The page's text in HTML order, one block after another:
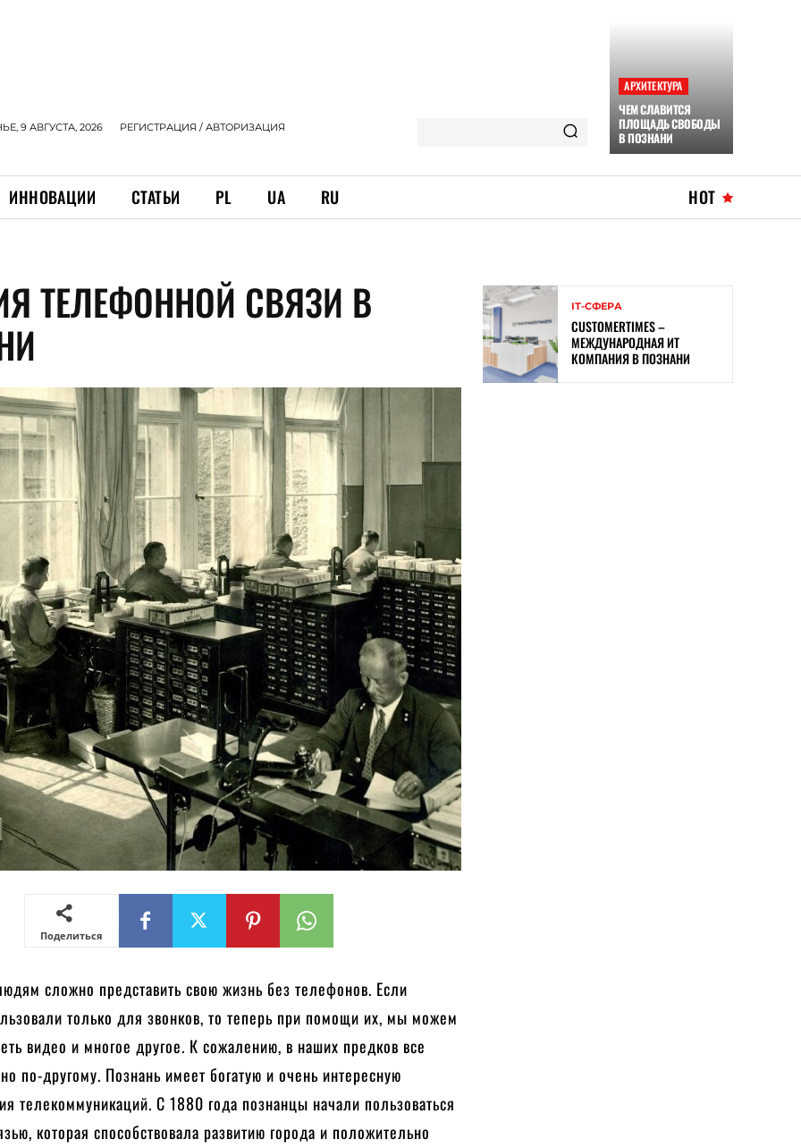
9 АВГУСТА, 2026 РЕГИСТРАЦИЯ / АВТОРИЗАЦИЯ
АРХИТЕКТУРА
ЧЕМ СЛАВИТСЯ
ПЛОЩАДЬ СВОБОДЫ
В ПОЗНАНИ
ИННОВАЦИИ СТАТЬИ PL UA RU HOT
ТЕЛЕФОННОЙ СВЯЗИ В
Поделиться
сложно представить свою жизнь без телефонов. Если
только для звонков, то теперь при помощи их, мы можем
видео и многое другое. К сожалению, в наших предков все
по-другому. Познань имеет богатую и очень интересную
телекоммуникаций. С 1880 года познанцы начали пользоваться
которая способствовала развитию города и положительно
ІТ-СФЕРА
CUSTOMERTIMES –
МЕЖДУНАРОДНАЯ ИТ
КОМПАНИЯ В ПОЗНАНИ